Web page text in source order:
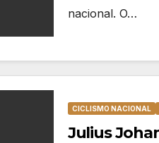
nacional. O…
CICLISMO NACIONAL
Julius